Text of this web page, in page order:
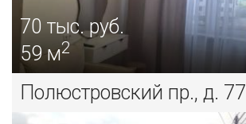
70 тыс. руб.
59 м2
Полюстровский пр., д. 77